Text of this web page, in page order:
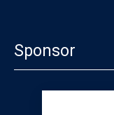
Sponsor